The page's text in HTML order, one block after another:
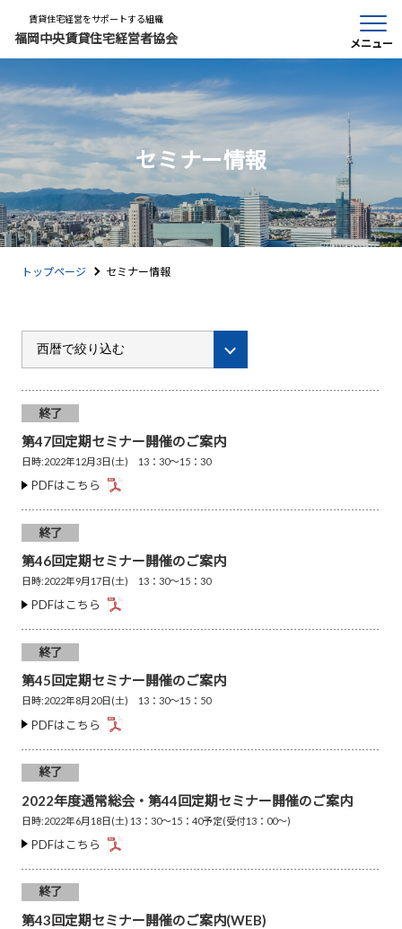
賃貸住宅経営をサポートする組織
福岡中央賃貸住宅経営者協会 メニュー
セミナー情報
トップページ セミナー情報
終了
第47回定期セミナー開催のご案内
日時:2022年12月3日(土) 13：30～15：30
PDFはこちら
終了
第46回定期セミナー開催のご案内
日時:2022年9月17日(土) 13：30～15：30
PDFはこちら
終了
第45回定期セミナー開催のご案内
日時:2022年8月20日(土) 13：30～15：50
PDFはこちら
終了
2022年度通常総会・第44回定期セミナー開催のご案内
日時:2022年6月18日(土) 13：30～15：40予定(受付13：00～)
PDFはこちら
終了
第43回定期セミナー開催のご案内(WEB)